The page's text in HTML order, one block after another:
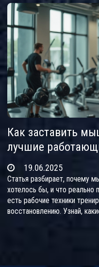
Как заставить
лучшие
19.06.2025
Статья разбирает, почему
хотелось бы, и что реально
есть рабочие техники
восстановлению. Узнай,